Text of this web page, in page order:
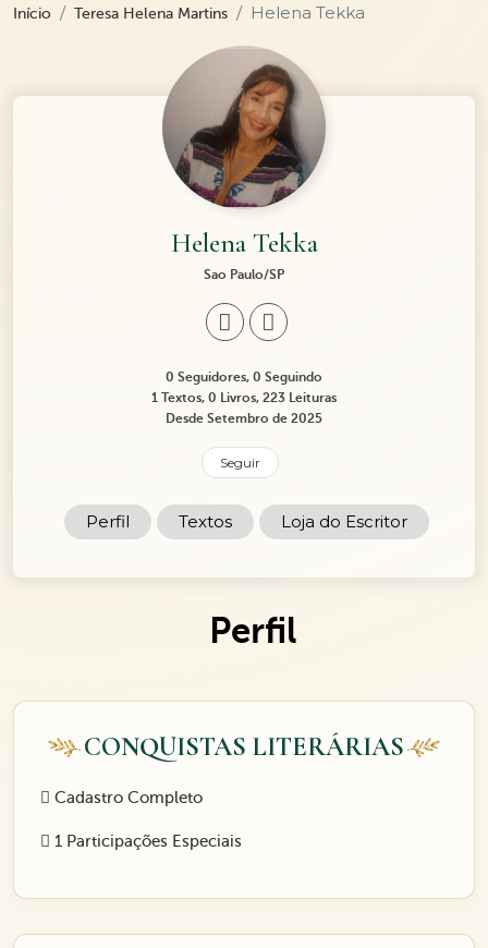
Início Teresa Helena Martins Helena Tekka
Helena Tekka
Sao Paulo/SP
0 Seguidores, 0 Seguindo
1 Textos, 0 Livros, 223 Leituras
Desde Setembro de 2025
Seguir
Perfil Textos Loja do Escritor
Perfil
CONQUISTAS LITERÁRIAS
Cadastro Completo
1 Participações Especiais